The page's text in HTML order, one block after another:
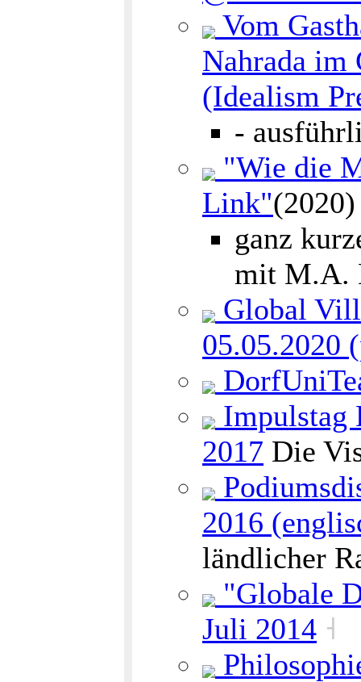
Vom
Nahrada im
(Idealism
-
"Wie die
Link"
ganz
mit M.A.
Global
05.05.2020
Impulstag
2017 Die
2016
ländlicher
"Globale
Juli 2014 ˧